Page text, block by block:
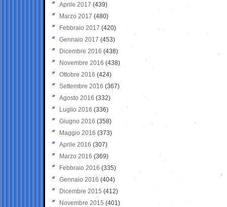
Aprile 2017 (439)
Marzo 2017 (480)
Febbraio 2017 (420)
Gennaio 2017 (453)
Dicembre 2016 (438)
Novembre 2016 (438)
Ottobre 2016 (424)
Settembre 2016 (367)
Agosto 2016 (332)
Luglio 2016 (336)
Giugno 2016 (358)
Maggio 2016 (373)
Aprile 2016 (307)
Marzo 2016 (369)
Febbraio 2016 (335)
Gennaio 2016 (404)
Dicembre 2015 (412)
Novembre 2015 (401)